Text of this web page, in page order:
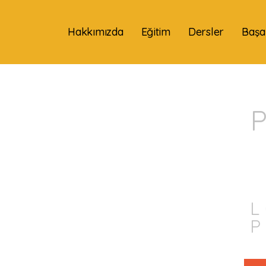
Hakkımızda Eğitim Dersler